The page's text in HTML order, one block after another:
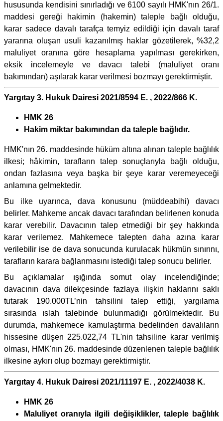
hususunda kendisini sınırladığı ve 6100 sayılı HMK'nın 26/1.
maddesi gereği hakimin (hakemin) taleple bağlı olduğu,
karar sadece davalı tarafça temyiz edildiği için davalı taraf
yararına oluşan usuli kazanılmış haklar gözetilerek, %32,2
maluliyet oranına göre hesaplama yapılması gerekirken,
eksik incelemeyle ve davacı talebi (maluliyet oranı
bakımından) aşılarak karar verilmesi bozmayı gerektirmiştir.
Yargıtay 3. Hukuk Dairesi 2021/8594 E. , 2022/866 K.
HMK 26
Hakim miktar bakımından da taleple bağlıdır.
HMK'nın 26. maddesinde hüküm altına alınan taleple bağlılık
ilkesi; hâkimin, tarafların talep sonuçlarıyla bağlı olduğu,
ondan fazlasına veya başka bir şeye karar veremeyeceği
anlamına gelmektedir.
Bu ilke uyarınca, dava konusunu (müddeabihi) davacı
belirler. Mahkeme ancak davacı tarafından belirlenen konuda
karar verebilir. Davacının talep etmediği bir şey hakkında
karar verilemez. Mahkemece talepten daha azına karar
verilebilir ise de dava sonucunda kurulacak hükmün sınırını,
tarafların karara bağlanmasını istediği talep sonucu belirler.
Bu açıklamalar ışığında somut olay incelendiğinde;
davacının dava dilekçesinde fazlaya ilişkin haklarını saklı
tutarak 190.000TL’nin tahsilini talep ettiği, yargılama
sırasında ıslah talebinde bulunmadığı görülmektedir. Bu
durumda, mahkemece kamulaştırma bedelinden davalıların
hissesine düşen 225.022,74 TL'nin tahsiline karar verilmiş
olması, HMK'nın 26. maddesinde düzenlenen taleple bağlılık
ilkesine aykırı olup bozmayı gerektirmiştir.
Yargıtay 4. Hukuk Dairesi 2021/11197 E. , 2022/4038 K.
HMK 26
Maluliyet oranıyla ilgili değişiklikler, taleple bağlılık